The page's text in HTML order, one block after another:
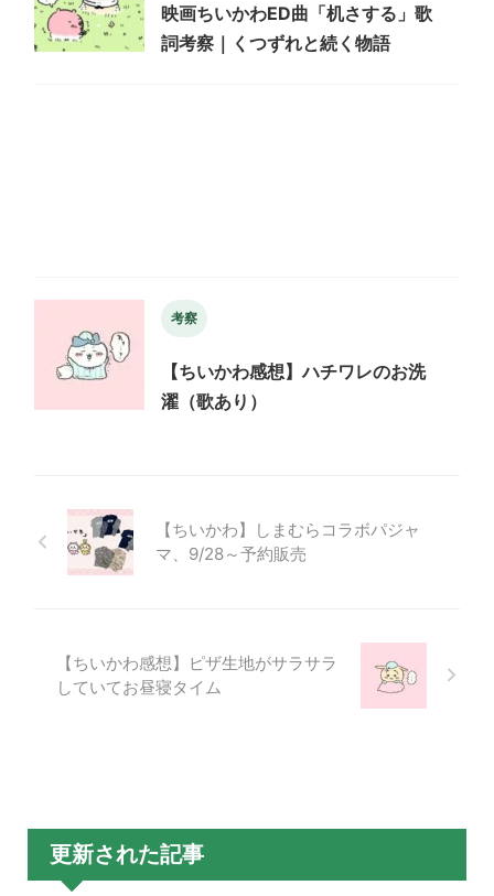
映画ちいかわED曲「机さする」歌
詞考察｜くつずれと続く物語
考察
【ちいかわ感想】ハチワレのお洗
濯（歌あり）
【ちいかわ】しまむらコラボパジャ
マ、9/28～予約販売
【ちいかわ感想】ピザ生地がサラサラ
していてお昼寝タイム
更新された記事